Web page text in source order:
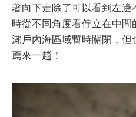
著向下走除了可以看到左
時從不同角度看佇立在中
瀨戶內海區域暫時關閉，
薦來一趟！